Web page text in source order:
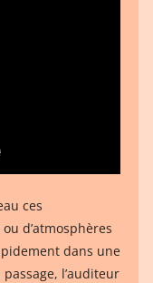
ces
d’atmosphères
dans une
l’auditeur